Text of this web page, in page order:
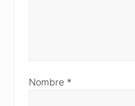
Nombre *